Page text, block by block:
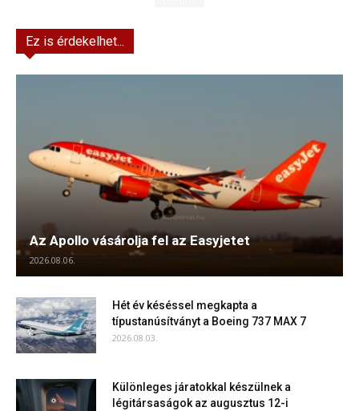
Ez is érdekelhet...
Az Apollo vásárolja fel az Easyjetet
2026.08.06.
Hét év késéssel megkapta a
típustanúsítványt a Boeing 737 MAX 7
2026.08.03.
Különleges járatokkal készülnek a
légitársaságok az augusztus 12-i